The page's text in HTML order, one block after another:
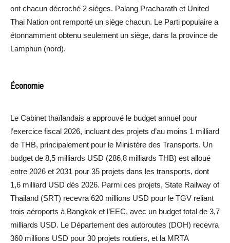
ont chacun décroché 2 sièges. Palang Pracharath et United
Thai Nation ont remporté un siège chacun. Le Parti populaire a
étonnamment obtenu seulement un siège, dans la province de
Lamphun (nord).
Économie
Le Cabinet thaïlandais a approuvé le budget annuel pour
l’exercice fiscal 2026, incluant des projets d’au moins 1 milliard
de THB, principalement pour le Ministère des Transports. Un
budget de 8,5 milliards USD (286,8 milliards THB) est alloué
entre 2026 et 2031 pour 35 projets dans les transports, dont
1,6 milliard USD dès 2026. Parmi ces projets, State Railway of
Thailand (SRT) recevra 620 millions USD pour le TGV reliant
trois aéroports à Bangkok et l’EEC, avec un budget total de 3,7
milliards USD. Le Département des autoroutes (DOH) recevra
360 millions USD pour 30 projets routiers, et la MRTA